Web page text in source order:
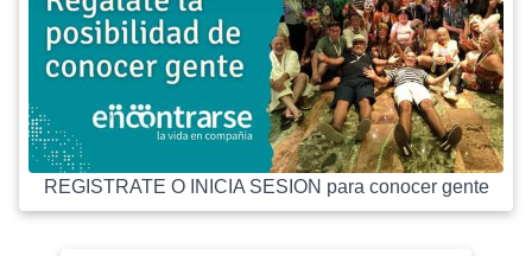
REGISTRATE O INICIA SESION para conocer gente